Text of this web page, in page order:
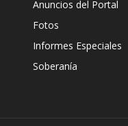
Anuncios del Portal
Fotos
Informes Especiales
Soberanía